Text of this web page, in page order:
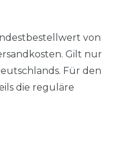
von
Gilt nur
Für den
die reguläre